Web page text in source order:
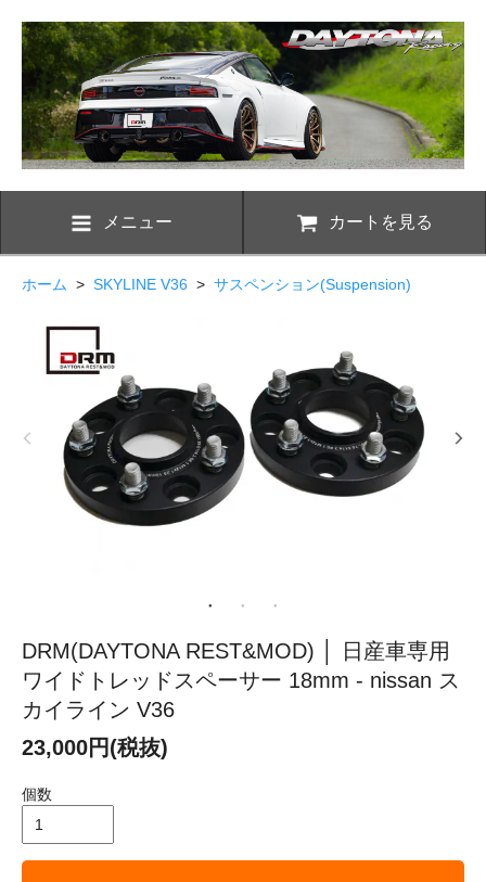
メニュー カートを見る
ホーム > SKYLINE V36 > サスペンション(Suspension)
DRM(DAYTONA REST&MOD) │ 日産車専用
ワイドトレッドスペーサー 18mm - nissan ス
カイライン V36
23,000円(税抜)
個数